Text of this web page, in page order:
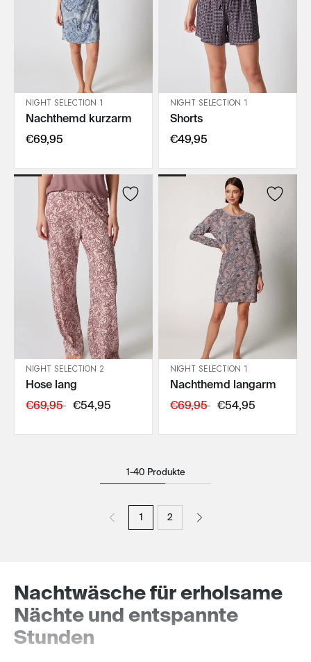
IN DEN WARENKORB
NIGHT SELECTION 1
Nachthemd kurzarm
€69,95
IN DEN WARENKORB
NIGHT SELECTION 1
Shorts
€49,95
IN DEN WARENKORB
NIGHT SELECTION 2
Hose lang
€69,95 €54,95
IN DEN WARENKORB
NIGHT SELECTION 1
Nachthemd langarm
€69,95 €54,95
1-40 Produkte
1 2
Nachtwäsche für erholsame
Nächte und entspannte
Stunden